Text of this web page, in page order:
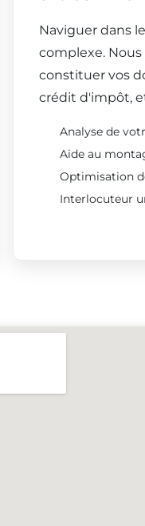
Naviguer dans
complexe.
constituer vos
crédit d'impôt,
Analyse de
Aide au
Optimisation
Interlocuteur